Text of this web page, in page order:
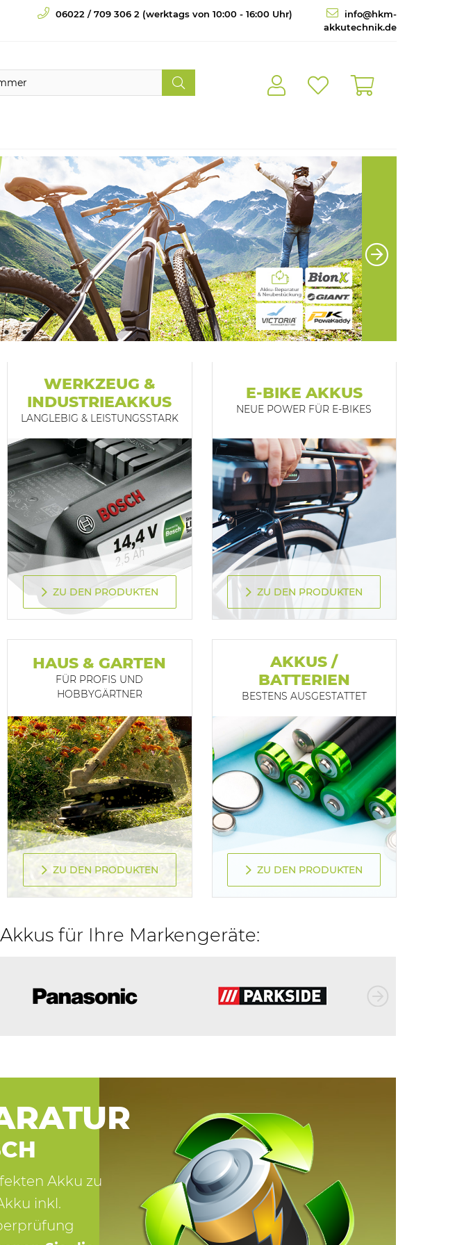
06022 / 709 306 2 (werktags von 10:00 - 16:00 Uhr)
info@hkm-
akkutechnik.de
Weiter
WERKZEUG &
INDUSTRIEAKKUS
LANGLEBIG & LEISTUNGSSTARK
ZU DEN PRODUKTEN
HAUS & GARTEN
FÜR PROFIS UND
HOBBYGÄRTNER
ZU DEN PRODUKTEN
E-BIKE AKKUS
NEUE POWER FÜR E-BIKES
ZU DEN PRODUKTEN
AKKUS /
BATTERIEN
BESTENS AUSGESTATTET
ZU DEN PRODUKTEN
für Ihre Markengeräte:
Akku zu
inkl.